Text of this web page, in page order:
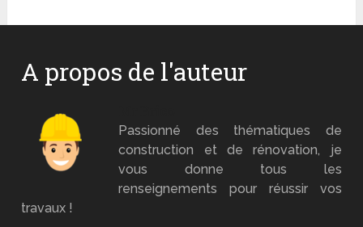
A propos de l'auteur
Passionné des thématiques de
construction et de rénovation, je
vous donne tous les
renseignements pour réussir vos
travaux !